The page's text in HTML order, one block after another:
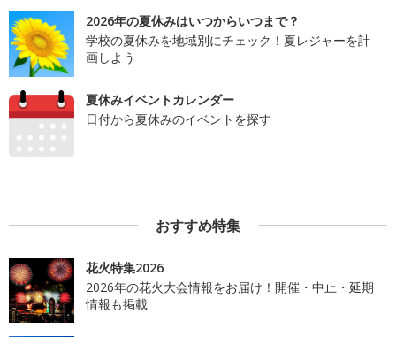
2026年の夏休みはいつからいつまで？
学校の夏休みを地域別にチェック！夏レジャーを計
画しよう
夏休みイベントカレンダー
日付から夏休みのイベントを探す
おすすめ特集
花火特集2026
2026年の花火大会情報をお届け！開催・中止・延期
情報も掲載